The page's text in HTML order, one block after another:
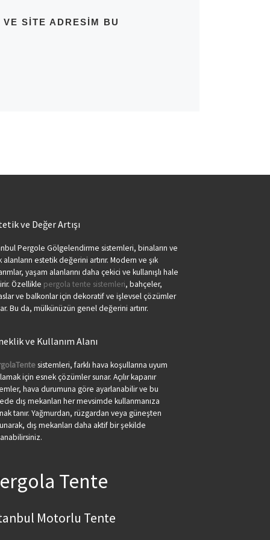
SITE ADRESIM BU
ve Değer Artışı
Pergole Gölgelendirme sistemleri, binaların ve
alanların estetik değerini artırır. Modern ve şık
yaşam alanlarını daha çekici ve kullanışlı hale
Özellikle pergola tente sistemleri, bahçeler,
ve balkonlar için dekoratif ve işlevsel çözümler
Bu da, mülkünüzün genel değerini artırır.
ve Kullanım Alanı
sistemleri, farklı hava koşullarına uyum
için esnek çözümler sunar. Açılır kapanır
hava durumuna göre ayarlanabilir ve bu
dış mekanları her mevsimde kullanmanıza
tanır. Yağmurdan, rüzgardan veya güneşten
dış mekanları daha aktif bir şekilde
Tente
Motorlu Tente